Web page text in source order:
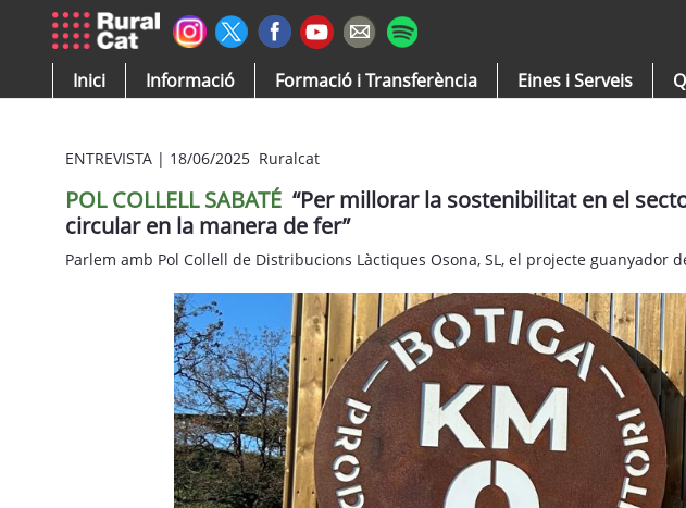
Salta al contingut principal
Inici Informació Formació i Transferència Eines i Serveis
ENTREVISTA | 18/06/2025 Ruralcat
POL COLLELL SABATÉ “Per millorar la sostenibilitat en el
circular en la manera de fer”
Parlem amb Pol Collell de Distribucions Làctiques Osona, SL, el projecte